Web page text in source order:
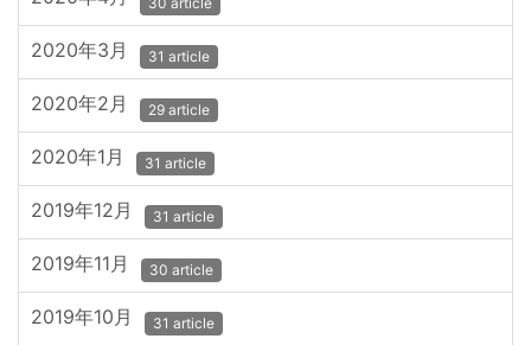
2020年3月 31 article
2020年2月 29 article
2020年1月 31 article
2019年12月 31 article
2019年11月 30 article
2019年10月 31 article